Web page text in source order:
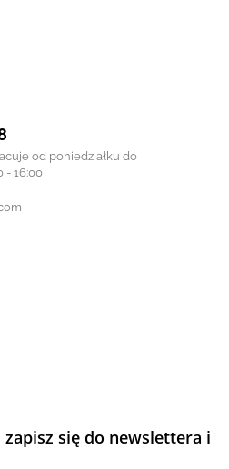
od poniedziałku do
- 16:00
się do newslettera i